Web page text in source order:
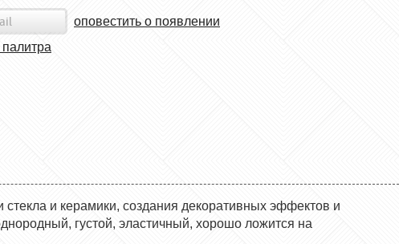
оповестить о появлении
и керамики, создания декоративных эффектов и
густой, эластичный, хорошо ложится на